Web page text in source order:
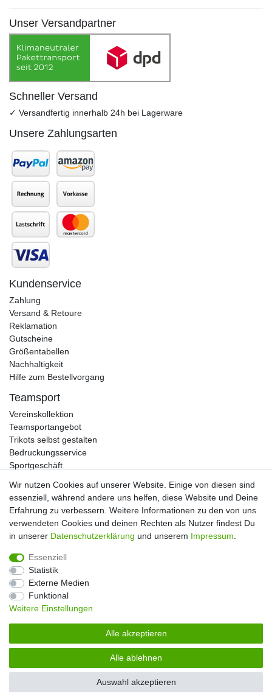
Unser Versandpartner
Schneller Versand
✓ Versandfertig innerhalb 24h bei Lagerware
Unsere Zahlungsarten
Kundenservice
Zahlung
Versand & Retoure
Reklamation
Gutscheine
Größentabellen
Nachhaltigkeit
Hilfe zum Bestellvorgang
Teamsport
Vereinskollektion
Teamsportangebot
Trikots selbst gestalten
Bedruckungsservice
Sportgeschäft
Widerrufs­recht
Wir nutzen Cookies auf unserer Website. Einige von diesen sind
essenziell, während andere uns helfen, diese Website und Deine
Erfahrung zu verbessern. Weitere Informationen zu den von uns
verwendeten Cookies und deinen Rechten als Nutzer findest Du
in unserer Daten­schutz­erklärung und unserem Impressum
Essenziell
Statistik
Externe Medien
Funktional
Weitere Einstellungen
Alle akzeptieren
Alle ablehnen
Auswahl akzeptieren